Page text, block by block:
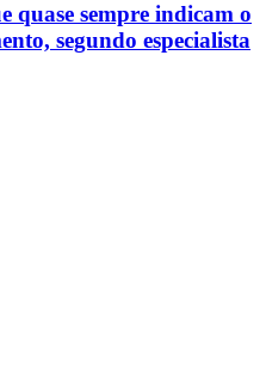
quase sempre indicam o
segundo especialista